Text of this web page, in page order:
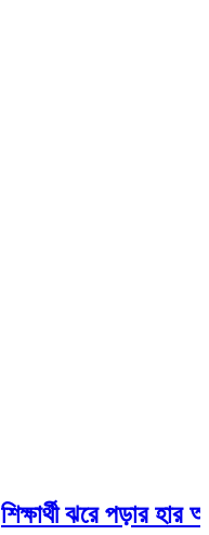
শিক্ষার্থী ঝরে পড়ার